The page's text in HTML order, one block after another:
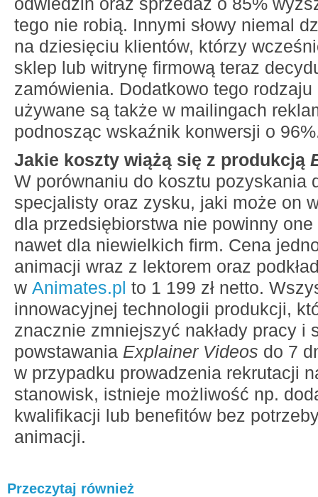
tego nie robią. Innymi słowy niemal
na dziesięciu klientów, którzy
sklep lub witrynę firmową teraz
zamówienia. Dodatkowo tego
używane są także w mailingach
podnosząc wskaźnik konwersji o
Jakie koszty wiążą się z produkcją
W porównaniu do kosztu pozyskania
specjalisty oraz zysku, jaki może on
dla przedsiębiorstwa nie powinny
nawet dla niewielkich firm. Cena
animacji wraz z lektorem oraz
w Animates.pl to 1 199 zł netto.
innowacyjnej technologii produkcji,
znacznie zmniejszyć nakłady pracy i
powstawania Explainer Videos do 7
w przypadku prowadzenia rekrutacji
stanowisk, istnieje możliwość np.
kwalifikacji lub benefitów bez
animacji.
Przeczytaj również